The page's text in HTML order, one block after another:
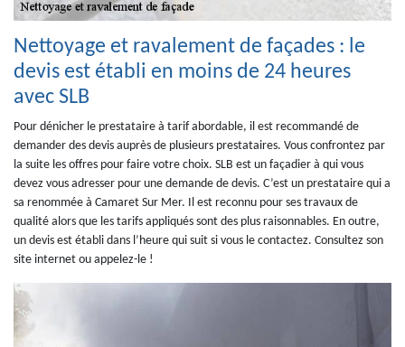
Nettoyage et ravalement de façades : le
devis est établi en moins de 24 heures
avec SLB
Pour dénicher le prestataire à tarif abordable, il est recommandé de
demander des devis auprès de plusieurs prestataires. Vous confrontez par
la suite les offres pour faire votre choix. SLB est un façadier à qui vous
devez vous adresser pour une demande de devis. C’est un prestataire qui a
sa renommée à Camaret Sur Mer. Il est reconnu pour ses travaux de
qualité alors que les tarifs appliqués sont des plus raisonnables. En outre,
un devis est établi dans l’heure qui suit si vous le contactez. Consultez son
site internet ou appelez-le !